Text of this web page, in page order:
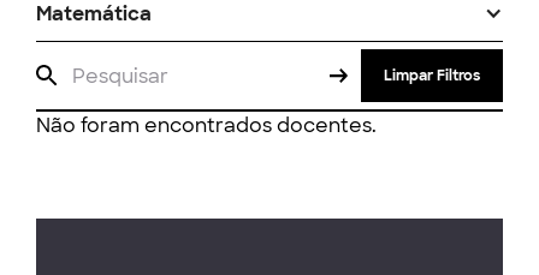
Matemática
Limpar Filtros
Não foram encontrados docentes.